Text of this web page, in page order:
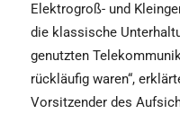
Elektrogroß- und
die klassische
genutzten
rückläufig waren“,
Vorsitzender des